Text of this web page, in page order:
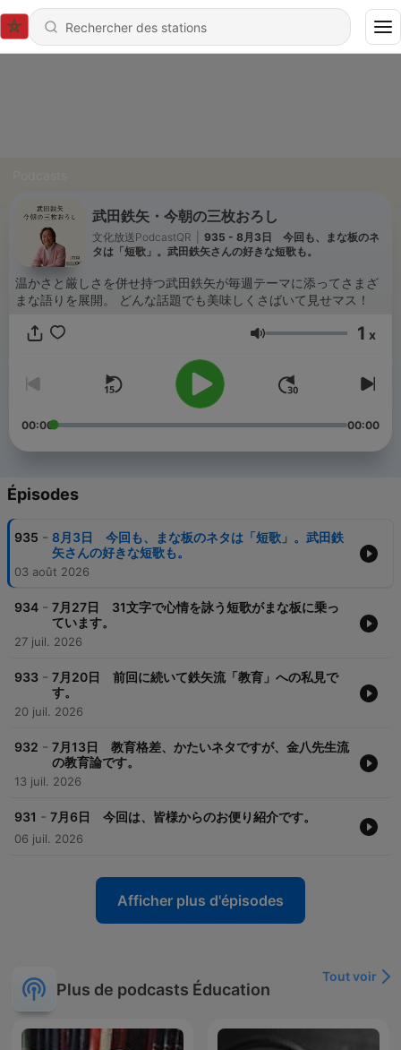
武田鉄矢・今朝の三枚おろし
文化放送PodcastQR
935 - 8月3日 今回も、まな板のネ
タは「短歌」。武田鉄矢さんの好きな短歌も。
温かさと厳しさを併せ持つ武田鉄矢が毎週テーマに添ってさまざ
まな語りを展開。 どんな話題でも美味しくさばいて見せマス！
Volume 1 x
00:00 00:00
Épisodes
935 - 8月3日 今回も、まな板のネタは「短歌」。武田鉄
矢さんの好きな短歌も。
03 août 2026
934 - 7月27日 31文字で心情を詠う短歌がまな板に乗っ
ています。
27 juil. 2026
933 - 7月20日 前回に続いて鉄矢流「教育」への私見で
す。
20 juil. 2026
932 - 7月13日 教育格差、かたいネタですが、金八先生流
の教育論です。
13 juil. 2026
931 - 7月6日 今回は、皆様からのお便り紹介です。
06 juil. 2026
Afficher plus d'épisodes
Plus de podcasts Éducation
Tout voir